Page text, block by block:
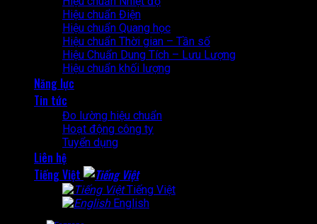
Hiệu chuẩn Điện
Hiệu chuẩn Quang học
Hiệu chuẩn Thời gian – Tần số
Hiệu Chuẩn Dung Tích – Lưu Lượng
Hiệu chuẩn khối lượng
Năng lực
Tin tức
Đo lường hiệu chuẩn
Hoạt động công ty
Tuyển dụng
Liên hệ
Tiếng Việt
Tiếng Việt
English